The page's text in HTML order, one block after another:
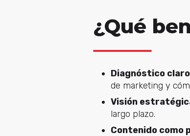
¿Qué
Diagnóstico
de marketing y
Visión
largo plazo.
Contenido como